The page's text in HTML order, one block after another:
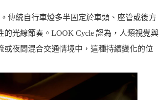
傳統自行車燈多半固定於車頭、座管或後方
光線節奏。LOOK Cycle 認為，人類視覺與
夜間混合交通情境中，這種持續變化的位